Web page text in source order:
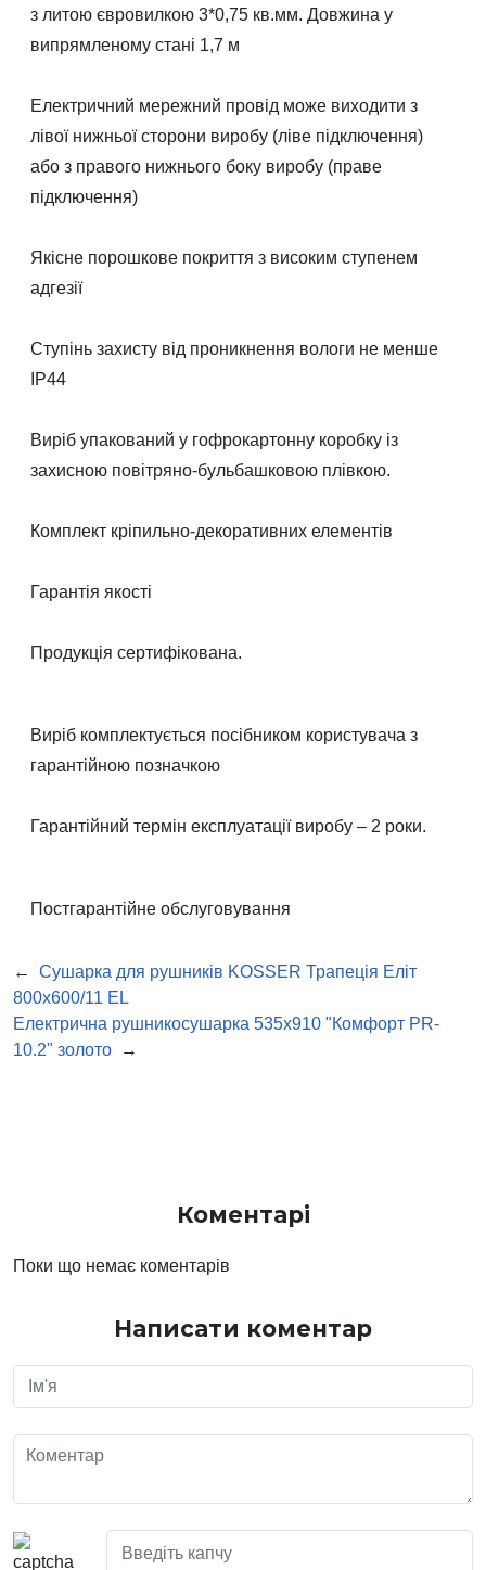
з литою євровилкою 3*0,75 кв.мм. Довжина у
випрямленому стані 1,7 м
Електричний мережний провід може виходити з
лівої нижньої сторони виробу (ліве підключення)
або з правого нижнього боку виробу (праве
підключення)
Якісне порошкове покриття з високим ступенем
адгезії
Ступінь захисту від проникнення вологи не менше
IP44
Виріб упакований у гофрокартонну коробку із
захисною повітряно-бульбашковою плівкою.
Комплект кріпильно-декоративних елементів
Гарантія якості
Продукція сертифікована.
Виріб комплектується посібником користувача з
гарантійною позначкою
Гарантійний термін експлуатації виробу – 2 роки.
Постгарантійне обслуговування
← Сушарка для рушників KOSSER Трапеція Еліт
800х600/11 EL
Електрична рушникосушарка 535х910 "Комфорт PR-
10.2" золото
→
Коментарі
Поки що немає коментарів
Написати коментар